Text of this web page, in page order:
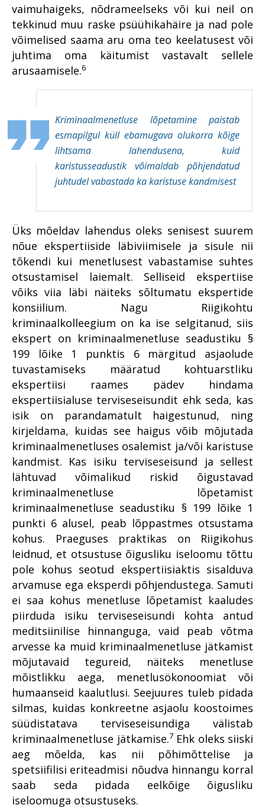
vaimuhaigeks, nõdrameelseks või kui neil on
tekkinud muu raske psüühikahäire ja nad pole
võimelised saama aru oma teo keelatusest või
juhtima oma käitumist vastavalt sellele
arusaamisele.6
Kriminaalmenetluse lõpetamine paistab
esmapilgul küll ebamugava olukorra kõige
lihtsama lahendusena, kuid
karistusseadustik võimaldab põhjendatud
juhtudel vabastada ka karistuse kandmisest
Üks mõeldav lahendus oleks senisest suurem
nõue ekspertiiside läbiviimisele ja sisule nii
tõkendi kui menetlusest vabastamise suhtes
otsustamisel laiemalt. Selliseid ekspertiise
võiks viia läbi näiteks sõltumatu ekspertide
konsiilium. Nagu Riigikohtu
kriminaalkolleegium on ka ise selgitanud, siis
ekspert on kriminaalmenetluse seadustiku §
199 lõike 1 punktis 6 märgitud asjaolude
tuvastamiseks määratud kohtuarstliku
ekspertiisi raames pädev hindama
ekspertiisialuse terviseseisundit ehk seda, kas
isik on parandamatult haigestunud, ning
kirjeldama, kuidas see haigus võib mõjutada
kriminaalmenetluses osalemist ja/või karistuse
kandmist. Kas isiku terviseseisund ja sellest
lähtuvad võimalikud riskid õigustavad
kriminaalmenetluse lõpetamist
kriminaalmenetluse seadustiku § 199 lõike 1
punkti 6 alusel, peab lõppastmes otsustama
kohus. Praeguses praktikas on Riigikohus
leidnud, et otsustuse õigusliku iseloomu tõttu
pole kohus seotud ekspertiisiaktis sisalduva
arvamuse ega eksperdi põhjendustega. Samuti
ei saa kohus menetluse lõpetamist kaaludes
piirduda isiku terviseseisundi kohta antud
meditsiinilise hinnanguga, vaid peab võtma
arvesse ka muid kriminaalmenetluse jätkamist
mõjutavaid tegureid, näiteks menetluse
mõistlikku aega, menetlusökonoomiat või
humaanseid kaalutlusi. Seejuures tuleb pidada
silmas, kuidas konkreetne asjaolu koostoimes
süüdistatava terviseseisundiga välistab
kriminaalmenetluse jätkamise.7 Ehk oleks siiski
aeg mõelda, kas nii põhimõttelise ja
spetsiifilisi eriteadmisi nõudva hinnangu korral
saab seda pidada eelkõige õigusliku
iseloomuga otsustuseks.